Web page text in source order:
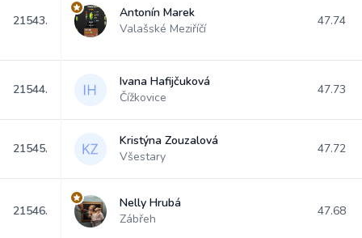
21543.
Antonín Marek
Valašské Meziříčí
47.74
21544.
Ivana Hafijčuková
Čížkovice
47.73
21545.
Kristýna Zouzalová
Všestary
47.72
21546.
Nelly Hrubá
Zábřeh
47.68